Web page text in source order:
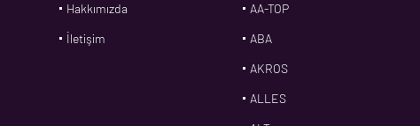
Hakkımızda
İletişim
AA-TOP
ABA
AKROS
ALLES